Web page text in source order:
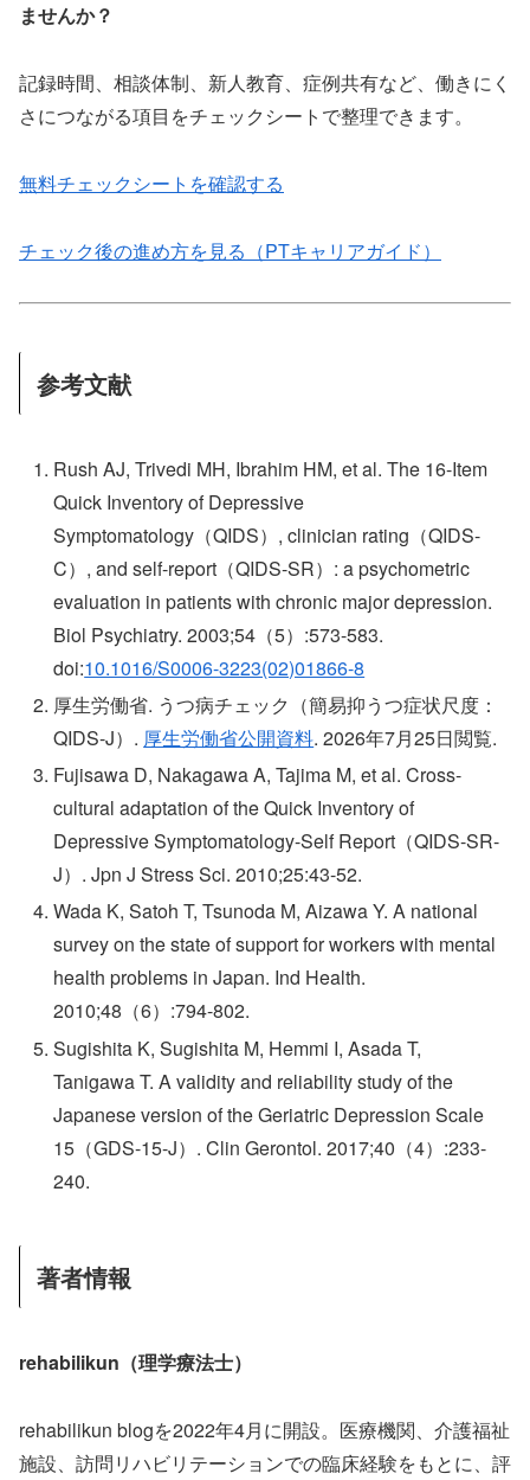
ませんか？
記録時間、相談体制、新人教育、症例共有など、働きにく
さにつながる項目をチェックシートで整理できます。
無料チェックシートを確認する
チェック後の進め方を見る（PTキャリアガイド）
参考文献
Rush AJ, Trivedi MH, Ibrahim HM, et al. The 16-Item
Quick Inventory of Depressive
Symptomatology（QIDS）, clinician rating（QIDS-
C）, and self-report（QIDS-SR）: a psychometric
evaluation in patients with chronic major depression.
Biol Psychiatry. 2003;54（5）:573-583.
doi:10.1016/S0006-3223(02)01866-8
厚生労働省. うつ病チェック（簡易抑うつ症状尺度：
QIDS-J）. 厚生労働省公開資料. 2026年7月25日閲覧.
Fujisawa D, Nakagawa A, Tajima M, et al. Cross-
cultural adaptation of the Quick Inventory of
Depressive Symptomatology-Self Report（QIDS-SR-
J）. Jpn J Stress Sci. 2010;25:43-52.
Wada K, Satoh T, Tsunoda M, Aizawa Y. A national
survey on the state of support for workers with mental
health problems in Japan. Ind Health.
2010;48（6）:794-802.
Sugishita K, Sugishita M, Hemmi I, Asada T,
Tanigawa T. A validity and reliability study of the
Japanese version of the Geriatric Depression Scale
15（GDS-15-J）. Clin Gerontol. 2017;40（4）:233-
240.
著者情報
rehabilikun（理学療法士）
rehabilikun blogを2022年4月に開設。医療機関、介護福祉
施設、訪問リハビリテーションでの臨床経験をもとに、評